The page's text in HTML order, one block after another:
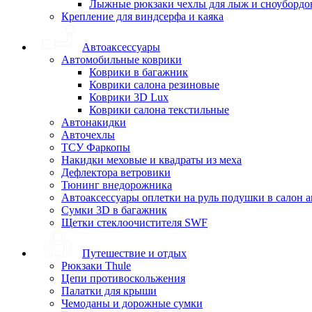
Лыжные рюкзаки чехлы для лыж и
Крепление для виндсерфа и каяка
Автоаксессуары
Автомобильные коврики
Коврики в багажник
Коврики салона резиновые
Коврики 3D Lux
Коврики салона текстильные
Автонакидки
Авточехлы
ТСУ Фаркопы
Накидки меховые и квадраты из меха
Дефлектора ветровики
Тюнинг внедорожника
Автоаксессуары оплетки на руль подушки в салон
Сумки 3D в багажник
Щетки стеклоочистителя SWF
Путешествие и отдых
Рюкзаки Thule
Цепи противоскольжения
Палатки для крыши
Чемоданы и дорожные сумки